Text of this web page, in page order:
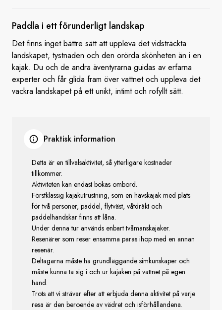
Paddla i ettförunderligt landskap
Det finns inget bättre sätt att uppleva det vidsträckta
landskapet, tystnaden och den orörda skönheten än i en
kajak. Du och de andra äventyrarna guidas av erfarna
experter och får glida fram över vattnet och uppleva det
vackra landskapet på ett unikt, intimt och rofyllt sätt.
Praktisk information
Detta är en tillvalsaktivitet, så ytterligare kostnader
tillkommer.
Aktiviteten kan endast bokas ombord.
Förstklassig kajakutrustning, som en havskajak med plats
för två personer, paddel, flytväst, våtdräkt och
paddelhandskar finns att låna.
Under denna tur används enbart tvåmanskajaker.
Resenärer som reser ensamma paras ihop med en annan
resenär.
Deltagarna måste ha grundläggande simkunskaper och
måste kunna ta sig i och ur kajaken på vattnet på egen
hand.
Trots att vi strävar efter att erbjuda denna aktivitet på varje
resa är den beroende av vädret och isförhållandena.